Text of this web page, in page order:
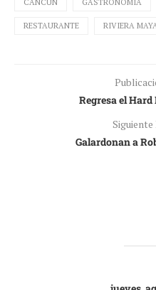
CANCUN GASTRONOMIA
RESTAURANTE RIVIERA
Regresa el
Galardonan a